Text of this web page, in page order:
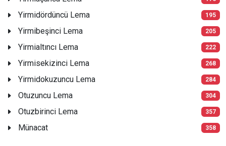
Yirmidördüncü Lema 195
Yirmibeşinci Lema 205
Yirmialtıncı Lema 222
Yirmisekizinci Lema 268
Yirmidokuzuncu Lema 284
Otuzuncu Lema 304
Otuzbirinci Lema 357
Münacat 358